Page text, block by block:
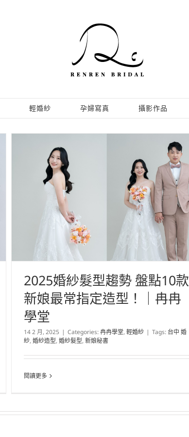
輕婚紗 孕婦寫真 攝影作品
2025婚紗髮型趨勢 盤點10款
新娘最常指定造型！｜冉冉
學堂
14 2 月, 2025 | Categories:冉冉學堂, 輕婚紗 | Tags: 台中 婚
紗, 婚紗造型, 婚紗髮型, 新娘秘書
閱讀更多